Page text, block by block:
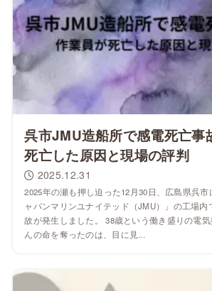
呉市JMU造船所で感電死亡事
死亡した原因と現場の評判
2025.12.31
2025年の瀬も押し迫った12月30日、広島県呉
ャパンマリンユナイテッド（JMU）」の工場
故が発生しました。 38歳という働き盛りの電
んの命を奪ったのは、目に見...